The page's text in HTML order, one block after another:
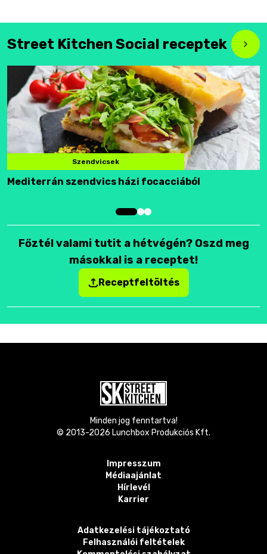
Street Kitchen Social receptek
Szendvicsek
Mediterrán szendvics házi focacciából
Főztél valami tutit a hétvégén? Oszd meg
másokkal is a receptet!
Receptfeltöltés
Minden jog fenntartva!
© 2013-2026 Lunchbox Produkciós Kft.
Impresszum
Médiaajánlat
Hírlevél
Karrier
Adatkezelési tájékoztató
Felhasználói feltételek